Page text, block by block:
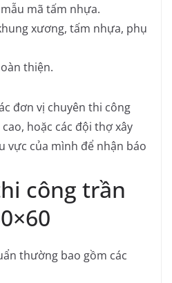
mã tấm nhựa.
xương, tấm nhựa, phụ
thiện.
đơn vị chuyên thi công
hoặc các đội thợ xây
vực của mình để nhận báo
công trần
thường bao gồm các